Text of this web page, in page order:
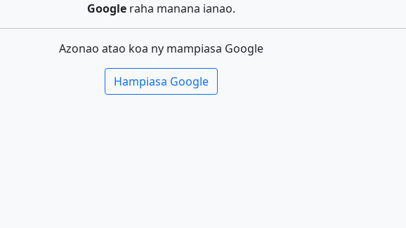
Googleraha manana ianao.
Azonao atao koa ny mampiasa Google
Hampiasa Google